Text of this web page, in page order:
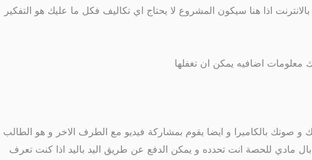
اذا هنا سيكون المشروع لا يحتاج اي تكاليف فكل ما عليك هو التفكير
صوتك بالكاميرا و ايضا يقوم بمشاركة فيديو مع الطرف الاخر و هو الطالب
مادي للحصة انت تحدده و يمكن الدفع عن طريق اليد باليد اذا كنت تعرف